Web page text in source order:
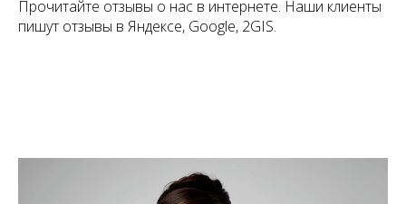
Прочитайте отзывы о нас в интернете. Наши клиенты
пишут отзывы в Яндексе, Google, 2GIS.